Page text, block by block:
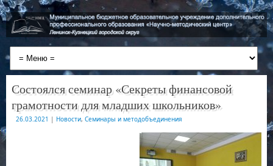
Состоялся семинар «Секреты финансовой
грамотности для младших школьников»
26.03.2021 | Новости, Семинары и методобъединения